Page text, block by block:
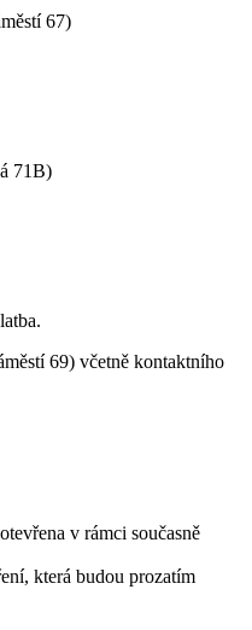
67)
71B)
69) včetně kontaktního
v rámci současně
která budou prozatím